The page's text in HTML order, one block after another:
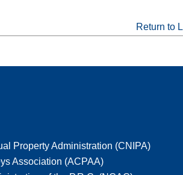
Return to
Property Administration (CNIPA)
Association (ACPAA)